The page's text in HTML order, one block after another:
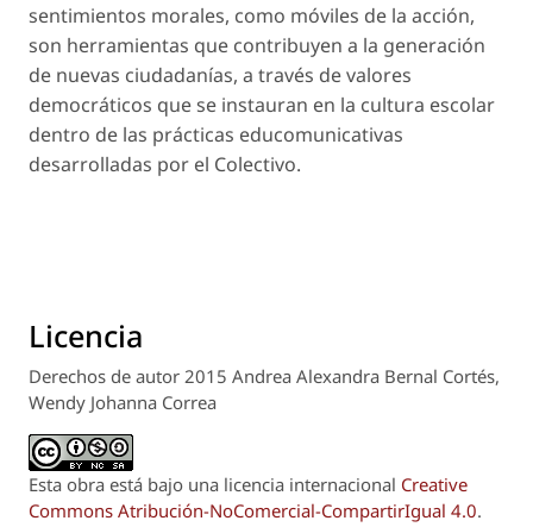
sentimientos morales, como móviles de la acción,
son herramientas que contribuyen a la generación
de nuevas ciudadanías, a través de valores
democráticos que se instauran en la cultura escolar
dentro de las prácticas educomunicativas
desarrolladas por el Colectivo.
Licencia
Derechos de autor 2015 Andrea Alexandra Bernal Cortés,
Wendy Johanna Correa
Esta obra está bajo una licencia internacional Creative
Commons Atribución-NoComercial-CompartirIgual 4.0.